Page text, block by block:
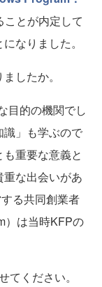
とが内定して
なりました。
したか。
目的の機関でし
」も学ぶので
重要な意義と
な出会いがあ
る共同創業者
）は当時KFPの
てください。